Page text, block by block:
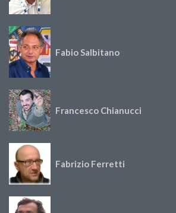
Fabio Salbitano
Francesco Chianucci
Fabrizio Ferretti